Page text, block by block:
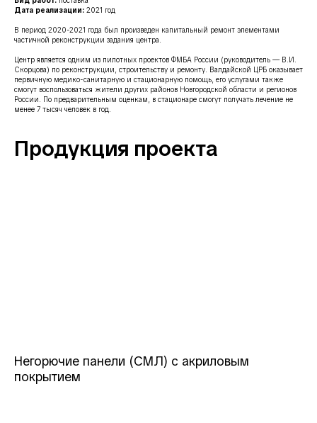
Дата реализации: 2021 год
В период 2020-2021 года был произведен капитальный ремонт элементами
частичной реконструкции задания центра.
Центр является одним из пилотных проектов ФМБА России (руководитель — В.И.
Скорцова) по реконструкции, строительству и ремонту. Валдайской ЦРБ оказывает
первичную медико-санитарную и стационарную помощь, его услугами также
смогут воспользоваться жители других районов Новгородской области и регионов
России. По предварительным оценкам, в стационаре смогут получать лечение не
менее 7 тысяч человек в год.
Продукция проекта
Негорючие панели (СМЛ) с акриловым
покрытием